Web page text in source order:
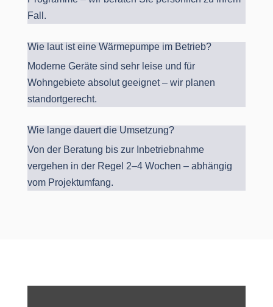
Fall.
Wie laut ist eine Wärmepumpe im Betrieb?
Moderne Geräte sind sehr leise und für
Wohngebiete absolut geeignet – wir planen
standortgerecht.
Wie lange dauert die Umsetzung?
Von der Beratung bis zur Inbetriebnahme
vergehen in der Regel 2–4 Wochen – abhängig
vom Projektumfang.